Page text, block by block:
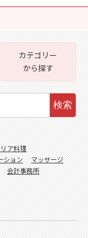
カテゴリー
から探す
検索
ア料理
ション
マッサージ
会計事務所